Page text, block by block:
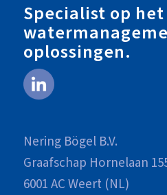
Specialist op
oplossingen.
Nering Bögel B.V.
Graafschap Hornelaan
6001 AC Weert (NL)